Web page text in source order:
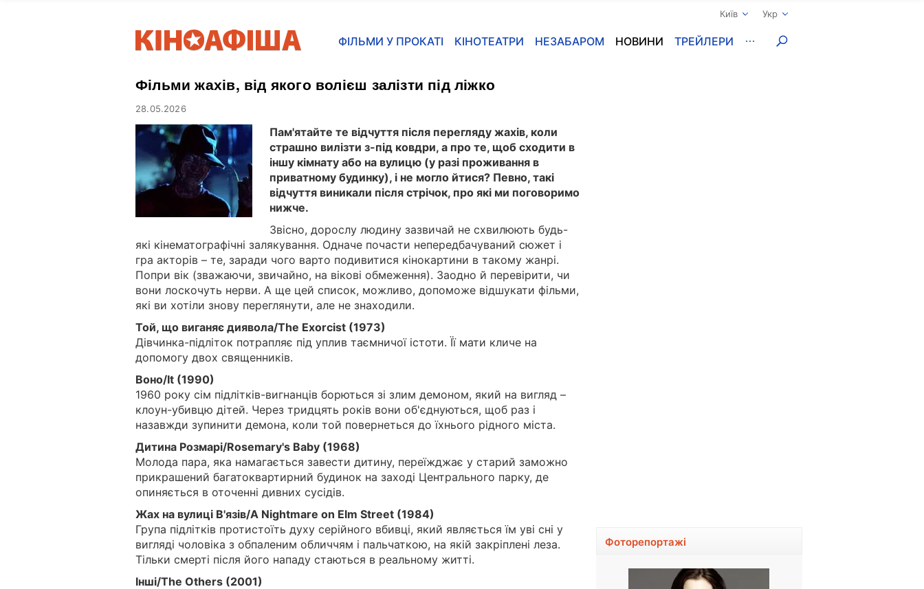
Київ Укр
ФІЛЬМИ У ПРОКАТІ КІНОТЕАТРИ НЕЗАБАРОМ НОВИНИ ТРЕЙЛЕРИ
Фільми жахів, від якого волієш залізти під ліжко
28.05.2026
Пам'ятайте те відчуття після перегляду жахів, коли
страшно вилізти з-під ковдри, а про те, щоб сходити в
іншу кімнату або на вулицю (у разі проживання в
приватному будинку), і не могло йтися? Певно, такі
відчуття виникали після стрічок, про які ми поговоримо
нижче.
Звісно, дорослу людину зазвичай не схвилюють будь-
які кінематографічні залякування. Одначе почасти непередбачуваний сюжет і
гра акторів – те, заради чого варто подивитися кінокартини в такому жанрі.
Попри вік (зважаючи, звичайно, на вікові обмеження). Заодно й перевірити, чи
вони лоскочуть нерви. А ще цей список, можливо, допоможе відшукати фільми,
які ви хотіли знову переглянути, але не знаходили.
Той, що виганяє диявола/The Exorcist (1973)
Дівчинка-підліток потрапляє під уплив таємничої істоти. Її мати кличе на
допомогу двох священників.
Воно/It (1990)
1960 року сім підлітків-вигнанців борються зі злим демоном, який на вигляд –
клоун-убивцю дітей. Через тридцять років вони об'єднуються, щоб раз і
назавжди зупинити демона, коли той повернеться до їхнього рідного міста.
Дитина Розмарі/Rosemary's Baby (1968)
Молода пара, яка намагається завести дитину, переїжджає у старий заможно
прикрашений багатоквартирний будинок на заході Центрального парку, де
опиняється в оточенні дивних сусідів.
Жах на вулиці В'язів/A Nightmare on Elm Street (1984)
Група підлітків протистоїть духу серійного вбивці, який являється їм уві сні у
вигляді чоловіка з обпаленим обличчям і пальчаткою, на якій закріплені леза.
Тільки смерті після його нападу стаються в реальному житті.
Інші/The Others (2001)
Фоторепортажі